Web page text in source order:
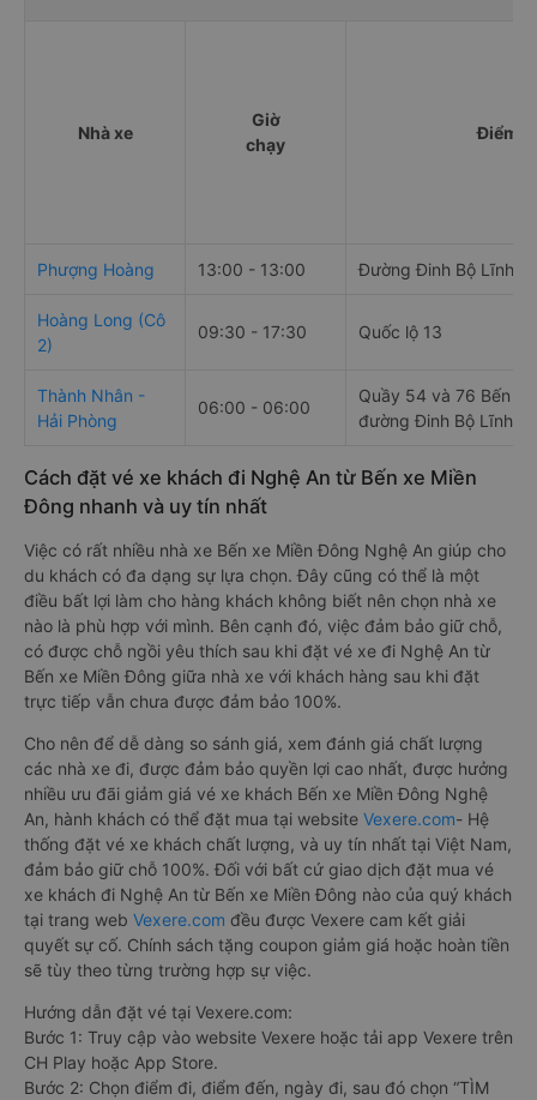
Nhà xe
Giờ
chạy
Điểm đi
Phượng Hoàng 13:00 - 13:00 Đường Đinh Bộ Lĩnh,
Hoàng Long (Cô
2)
09:30 - 17:30 Quốc lộ 13
Thành Nhân -
Hải Phòng
06:00 - 06:00
Quầy 54 và 76 Bến
đường Đinh Bộ Lĩnh
Cách đặt vé xe khách đi Nghệ An từ Bến xe Miền
Đông nhanh và uy tín nhất
Việc có rất nhiều nhà xe Bến xe Miền Đông Nghệ An giúp cho
du khách có đa dạng sự lựa chọn. Đây cũng có thể là một
điều bất lợi làm cho hàng khách không biết nên chọn nhà xe
nào là phù hợp với mình. Bên cạnh đó, việc đảm bảo giữ chỗ,
có được chỗ ngồi yêu thích sau khi đặt vé xe đi Nghệ An từ
Bến xe Miền Đông giữa nhà xe với khách hàng sau khi đặt
trực tiếp vẫn chưa được đảm bảo 100%.
Cho nên để dễ dàng so sánh giá, xem đánh giá chất lượng
các nhà xe đi, được đảm bảo quyền lợi cao nhất, được hưởng
nhiều ưu đãi giảm giá vé xe khách Bến xe Miền Đông Nghệ
An, hành khách có thể đặt mua tại website Vexere.com- Hệ
thống đặt vé xe khách chất lượng, và uy tín nhất tại Việt Nam,
đảm bảo giữ chỗ 100%. Đối với bất cứ giao dịch đặt mua vé
xe khách đi Nghệ An từ Bến xe Miền Đông nào của quý khách
tại trang web Vexere.com đều được Vexere cam kết giải
quyết sự cố. Chính sách tặng coupon giảm giá hoặc hoàn tiền
sẽ tùy theo từng trường hợp sự việc.
Hướng dẫn đặt vé tại Vexere.com:
Bước 1: Truy cập vào website Vexere hoặc tải app Vexere trên
CH Play hoặc App Store.
Bước 2: Chọn điểm đi, điểm đến, ngày đi, sau đó chọn “TÌM